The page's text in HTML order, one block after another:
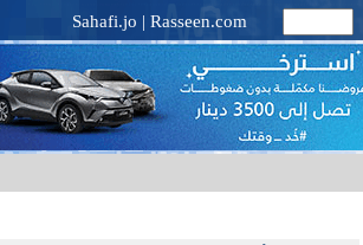
Sahafi.jo | Rasseen.com